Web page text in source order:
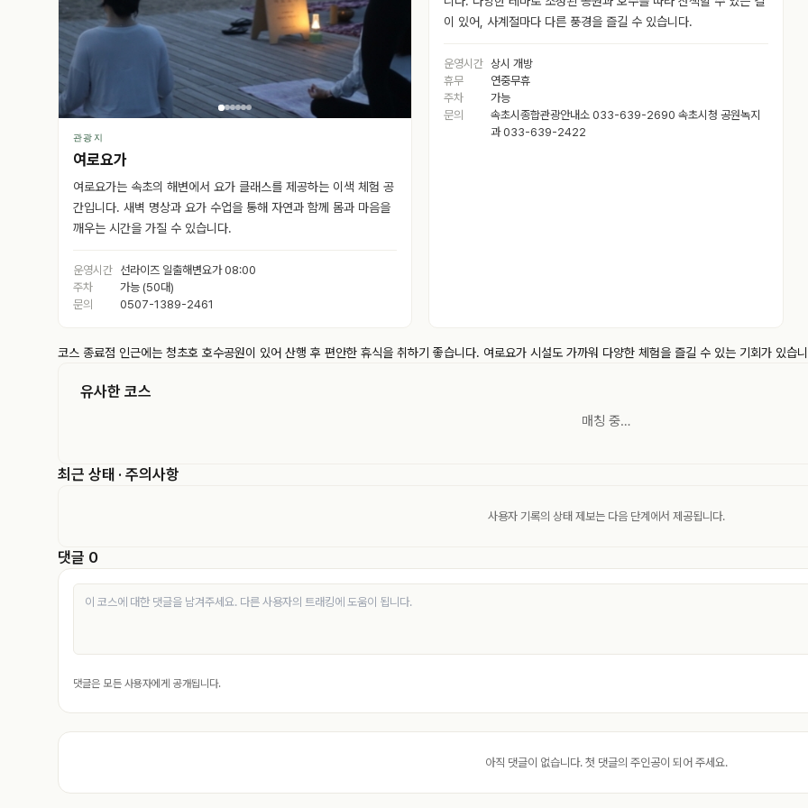
관광지
여로요가
여로요가는 속초의 해변에서 요가 클래스를 제공하는 이색 체험 공
간입니다. 새벽 명상과 요가 수업을 통해 자연과 함께 몸과 마음을
깨우는 시간을 가질 수 있습니다.
운영시간 선라이즈 일출해변요가 08:00
주차
가능 (50대)
문의
0507-1389-2461
이 있어, 사계절마다 다른 풍경을 즐길 수 있습니다.
운영시간 상시 개방
휴무
연중무휴
주차
가능
문의
속초시종합관광안내소 033-639-2690 속초시청 공원녹지
과 033-639-2422
코스 종료점 인근에는 청초호 호수공원이 있어 산행 후 편안한 휴식을 취하기 좋습니다. 여로요가 시설도 가까워 다양한 체험을 즐길 수 있는 기회가 있습
유사한 코스
매칭 중…
최근 상태 · 주의사항
사용자 기록의 상태 제보는 다음 단계에서 제공됩니다.
댓글 0
댓글은 모든 사용자에게 공개됩니다.
아직 댓글이 없습니다. 첫 댓글의 주인공이 되어 주세요.